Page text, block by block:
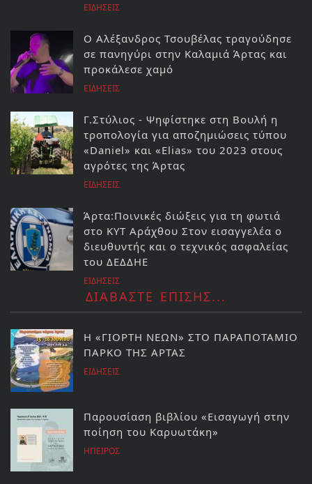
ΕΙΔΗΣΕΙΣ
Ο Αλέξανδρος Τσουβέλας τραγούδησε
σε πανηγύρι στην Καλαμιά Άρτας και
προκάλεσε χαμό
ΕΙΔΗΣΕΙΣ
Γ.Στύλιος - Ψηφίστηκε στη Βουλή η
τροπολογία για αποζημιώσεις τύπου
«Daniel» και «Elias» του 2023 στους
αγρότες της Άρτας
ΕΙΔΗΣΕΙΣ
Άρτα:Ποινικές διώξεις για τη φωτιά
στο ΚΥΤ Αράχθου Στον εισαγγελέα ο
διευθυντής και ο τεχνικός ασφαλείας
του ΔΕΔΔΗΕ
ΕΙΔΗΣΕΙΣ
ΔΙΑΒΑΣΤΕ ΕΠΙΣΗΣ...
Η «ΓΙΟΡΤΗ ΝΕΩΝ» ΣΤΟ ΠΑΡΑΠΟΤΑΜΙΟ
ΠΑΡΚΟ ΤΗΣ ΑΡΤΑΣ
ΕΙΔΗΣΕΙΣ
Παρουσίαση βιβλίου «Εισαγωγή στην
ποίηση του Καρυωτάκη»
ΗΠΕΙΡΟΣ